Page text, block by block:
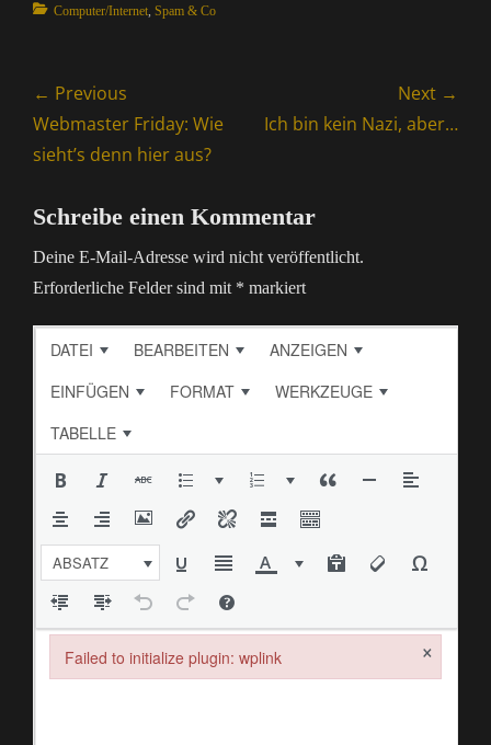
Categories
Computer/Internet, Spam & Co
Beitragsnavigation
← Previous
Previous
post:
Webmaster Friday: Wie
sieht’s denn hier aus?
Next →
Next
Ich bin kein Nazi, aber…
Schreibe einen Kommentar
Deine E-Mail-Adresse wird nicht veröffentlicht.
Erforderliche Felder sind mit * markiert
DATEI BEARBEITEN
ANZEIGEN
EINFÜGEN
FORMAT
WERKZEUGE
TABELLE
ABSATZ
Failed to initialize plugin: wplink ×
Failed to initialize plugin: wplink